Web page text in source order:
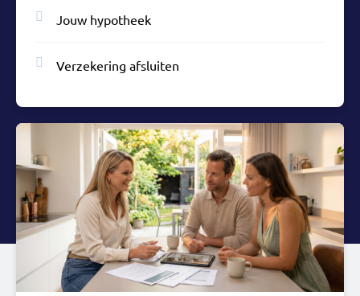
Jouw hypotheek
Verzekering afsluiten